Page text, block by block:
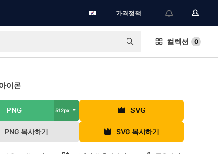
가격정책
컬렉션 0
이콘
PNG 512px SVG
PNG 복사하기 SVG 복사하기